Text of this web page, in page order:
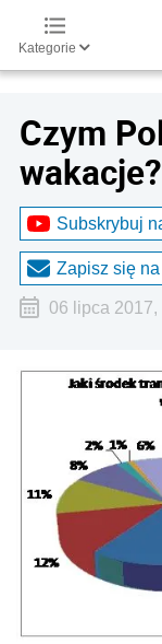
Kategorie
Czym
wakacje?
Subskrybuj
Zapisz się
06 lipca 2017,